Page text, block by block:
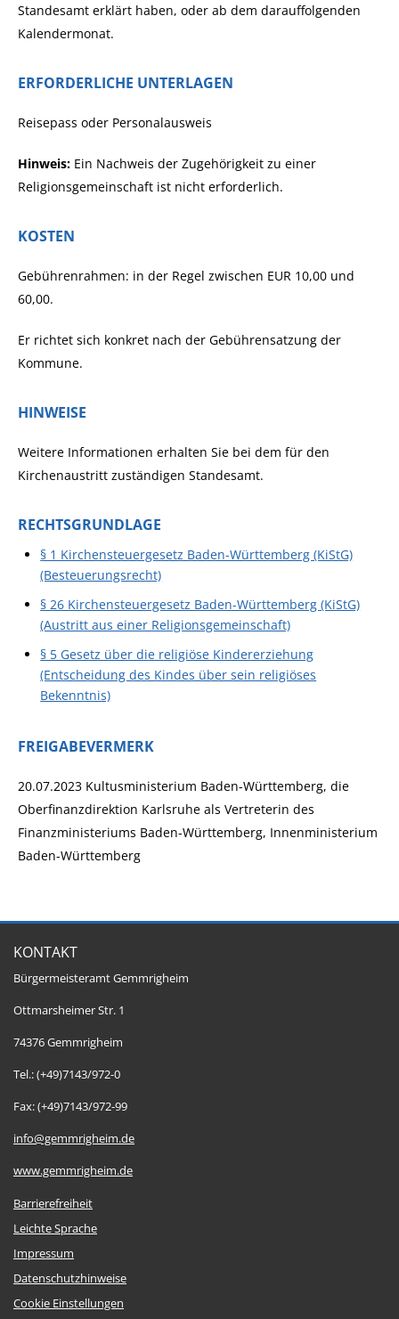
Standesamt erklärt haben, oder ab dem darauffolgenden
Kalendermonat.
ERFORDERLICHE UNTERLAGEN
Reisepass oder Personalausweis
Hinweis: Ein Nachweis der Zugehörigkeit zu einer
Religionsgemeinschaft ist nicht erforderlich.
KOSTEN
Gebührenrahmen: in der Regel zwischen EUR 10,00 und
60,00.
Er richtet sich konkret nach der Gebührensatzung der
Kommune.
HINWEISE
Weitere Informationen erhalten Sie bei dem für den
Kirchenaustritt zuständigen Standesamt.
RECHTSGRUNDLAGE
§ 1 Kirchensteuergesetz Baden-Württemberg (KiStG)
(Besteuerungsrecht)
§ 26 Kirchensteuergesetz Baden-Württemberg (KiStG)
(Austritt aus einer Religionsgemeinschaft)
§ 5 Gesetz über die religiöse Kindererziehung
(Entscheidung des Kindes über sein religiöses
Bekenntnis)
FREIGABEVERMERK
20.07.2023 Kultusministerium Baden-Württemberg, die
Oberfinanzdirektion Karlsruhe als Vertreterin des
Finanzministeriums Baden-Württemberg, Innenministerium
Baden-Württemberg
KONTAKT
Bürgermeisteramt Gemmrigheim
Ottmarsheimer Str. 1
74376 Gemmrigheim
Tel.: (+49)7143/972-0
Fax: (+49)7143/972-99
info@gemmrigheim.de
www.gemmrigheim.de
Barrierefreiheit
Leichte Sprache
Impressum
Datenschutzhinweise
Cookie Einstellungen